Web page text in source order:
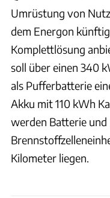
Umrüstung von
dem Energon
Komplettlösung
soll über einen 340
als Pufferbatterie
Akku mit 110 kWh
werden Batterie und
Kilometer liegen.